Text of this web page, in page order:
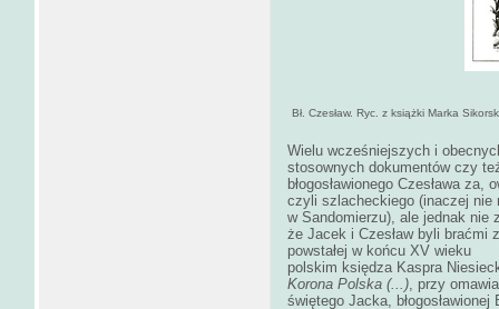
Bł. Czesław. Ryc. z książki Marka
Wielu wcześniejszych i
stosownych dokumentów czy
błogosławionego Czesława
czyli szlacheckiego (inaczej nie
w Sandomierzu), ale jednak nie
że Jacek i Czesław byli braćmi
powstałej w końcu XV wieku
polskim księdza Kaspra
Korona Polska (...), przy
świętego Jacka, błogosławionej